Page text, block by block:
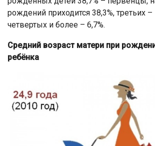
рождений приходится 38,3%, третьих –
четвертых и более – 6,7%.
Средний возраст матери при
ребёнка